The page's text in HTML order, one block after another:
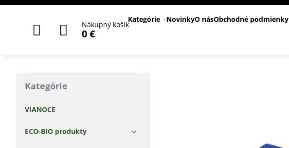
Nákupný košík
0 €
Kategórie NovinkyO násObchodné podmienky
Kategórie
VIANOCE
ECO-BIO produkty